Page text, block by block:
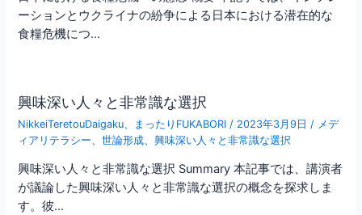
ーションとウクライナの紛争による日本における潜在的な
食糧危機につ…
興味深い人々と非常識な選択
NikkeiTeretouDaigaku まったりFUKABORI / 2023年3月9日 / メデ
ィアリテラシー 、世論形成 、興味深い人々と非常識な選択
興味深い人々と非常識な選択 Summary 本記事では、講演者
が議論した興味深い人々と非常識な選択の概念を探求しま
す。彼…